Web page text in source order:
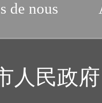
de nous
人民政府